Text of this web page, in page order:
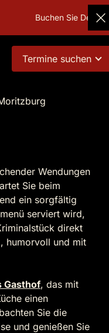
Buchen Sie
Termine suchen
Wendungen
Sie beim
ein sorgfältig
serviert wird,
direkt
humorvoll und mit
Gasthof, das mit
einen
Sie die
und genießen Sie